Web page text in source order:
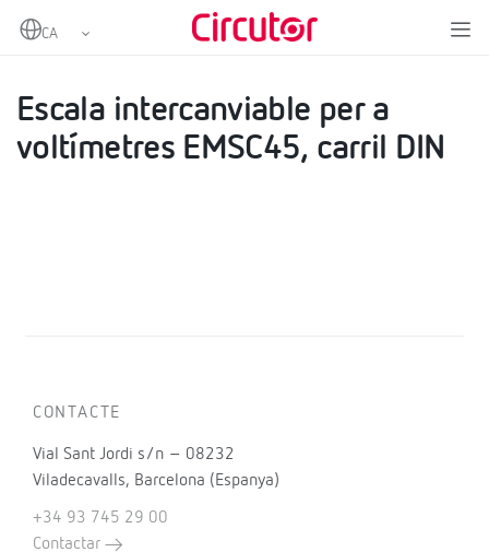
Home
Escales
Escala intercanviable per a
voltímetres EMSC45, carril DIN
CONTACTE
Vial Sant Jordi s/n – 08232
Viladecavalls, Barcelona (Espanya)
+34 93 745 29 00
Contactar